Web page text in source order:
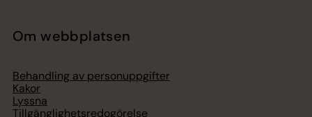
Om webbplatsen
Behandling av personuppgifter
Kakor
Lyssna
Tillgänglighetsredogörelse